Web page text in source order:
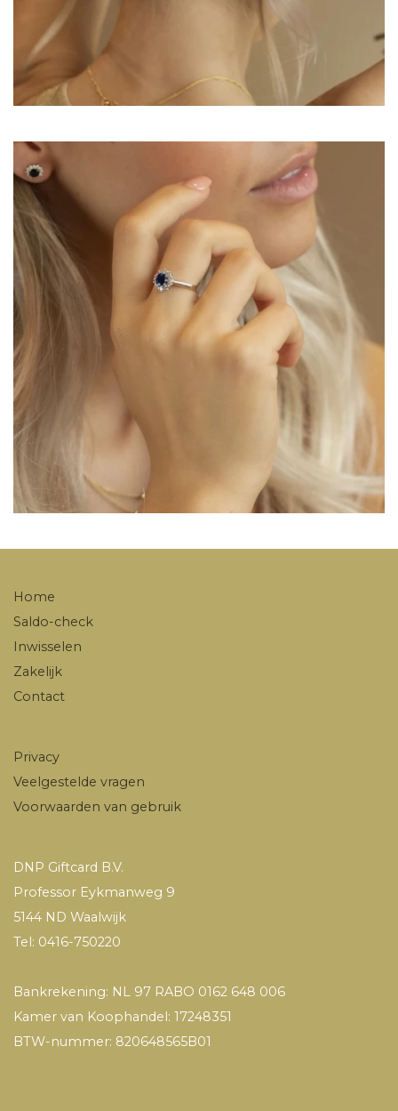
Home
Saldo-check
Inwisselen
Zakelijk
Contact
Privacy
Veelgestelde vragen
Voorwaarden van gebruik
DNP Giftcard B.V.
Professor Eykmanweg 9
5144 ND Waalwijk
Tel: 0416-750220
Bankrekening: NL 97 RABO 0162 648 006
Kamer van Koophandel: 17248351
BTW-nummer: 820648565B01